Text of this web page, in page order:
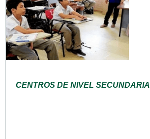
CENTROS DE NIVEL SECUNDARIA